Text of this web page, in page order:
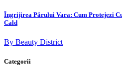
Îngrijirea Părului Vara: Cum Protejezi
Cald
By Beauty District
Categorii